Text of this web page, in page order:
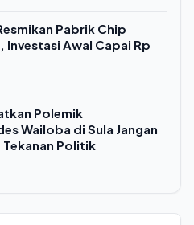
Pabrik Chip
Investasi Awal Capai Rp
Polemik
Wailoba di Sula Jangan
Tekanan Politik